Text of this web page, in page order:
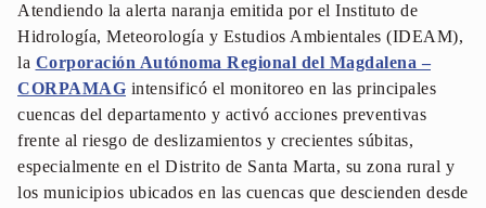
Atendiendo la alerta naranja emitida por el Instituto de
Hidrología, Meteorología y Estudios Ambientales (IDEAM),
la Corporación Autónoma Regional del Magdalena –
CORPAMAG intensificó el monitoreo en las principales
cuencas del departamento y activó acciones preventivas
frente al riesgo de deslizamientos y crecientes súbitas,
especialmente en el Distrito de Santa Marta, su zona rural y
los municipios ubicados en las cuencas que descienden desde